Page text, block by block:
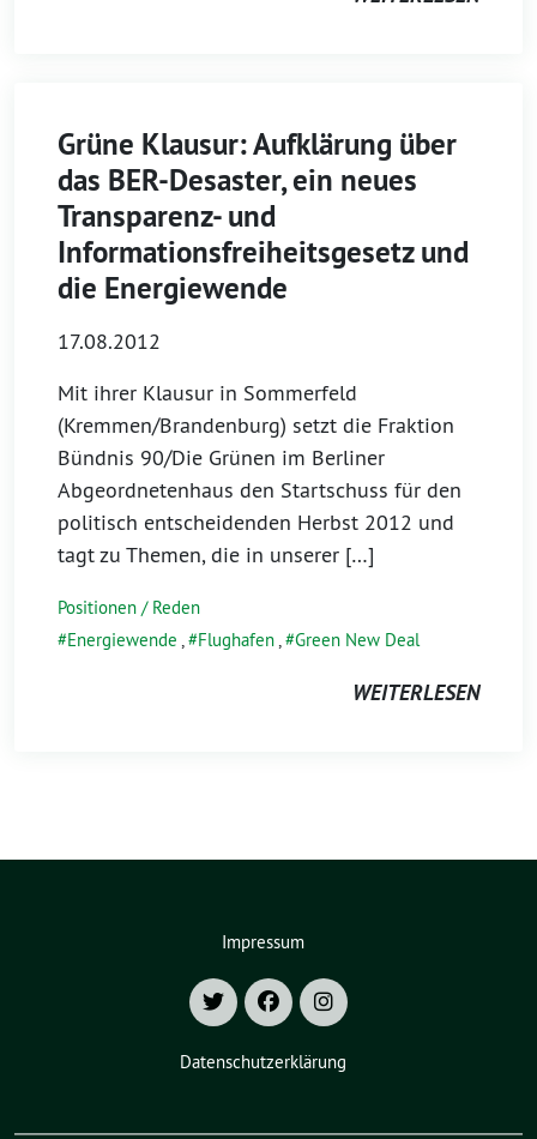
Grüne Klausur: Aufklärung über
das BER-Desaster, ein neues
Transparenz- und
Informationsfreiheitsgesetz und
die Energiewende
17.08.2012
Mit ihrer Klausur in Sommerfeld
(Kremmen/Brandenburg) setzt die Fraktion
Bündnis 90/Die Grünen im Berliner
Abgeordnetenhaus den Startschuss für den
politisch entscheidenden Herbst 2012 und
tagt zu Themen, die in unserer […]
Positionen / Reden
Energiewende , Flughafen, Green New Deal
WEITERLESEN
Impressum
Datenschutzerklärung